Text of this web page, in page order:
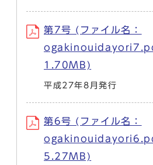
第7号 (ファイル名：
1.70MB)
平成27年8月発行
第6号 (ファイル名：
5.27MB)